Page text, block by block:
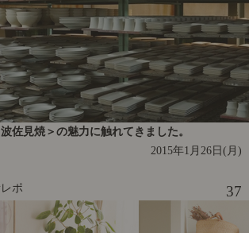
佐見焼＞の魅力に触れてきました。
2015年1月26日(月)
ポ
37